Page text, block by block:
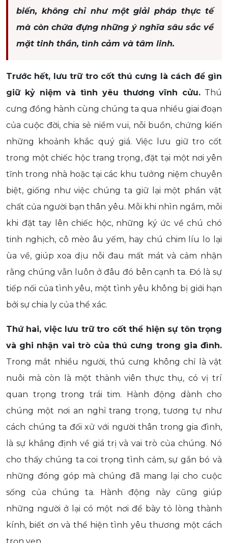
biến, không chỉ như một giải pháp thực tế
mà còn chứa đựng những ý nghĩa sâu sắc về
mặt tinh thần, tình cảm và tâm linh.
Trước hết, lưu trữ tro cốt thú cưng là cách để gìn
giữ kỷ niệm và tình yêu thương vĩnh cửu. Thú
cưng đồng hành cùng chúng ta qua nhiều giai đoạn
của cuộc đời, chia sẻ niềm vui, nỗi buồn, chứng kiến
những khoảnh khắc quý giá. Việc lưu giữ tro cốt
trong một chiếc hộc trang trọng, đặt tại một nơi yên
tĩnh trong nhà hoặc tại các khu tưởng niệm chuyên
biệt, giống như việc chúng ta giữ lại một phần vật
chất của người bạn thân yêu. Mỗi khi nhìn ngắm, mỗi
khi đặt tay lên chiếc hộc, những ký ức về chú chó
tinh nghịch, cô mèo âu yếm, hay chú chim líu lo lại
ùa về, giúp xoa dịu nỗi đau mất mát và cảm nhận
rằng chúng vẫn luôn ở đâu đó bên cạnh ta. Đó là sự
tiếp nối của tình yêu, một tình yêu không bị giới hạn
bởi sự chia ly của thể xác.
Thứ hai, việc lưu trữ tro cốt thể hiện sự tôn trọng
và ghi nhận vai trò của thú cưng trong gia đình.
Trong mắt nhiều người, thú cưng không chỉ là vật
nuôi mà còn là một thành viên thực thụ, có vị trí
quan trọng trong trái tim. Hành động dành cho
chúng một nơi an nghỉ trang trọng, tương tự như
cách chúng ta đối xử với người thân trong gia đình,
là sự khẳng định về giá trị và vai trò của chúng. Nó
cho thấy chúng ta coi trọng tình cảm, sự gắn bó và
những đóng góp mà chúng đã mang lại cho cuộc
sống của chúng ta. Hành động này cũng giúp
những người ở lại có một nơi để bày tỏ lòng thành
kính, biết ơn và thể hiện tình yêu thương một cách
trọn vẹn.